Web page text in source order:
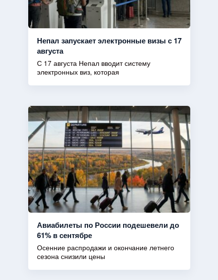
Непал запускает электронные визы с 17
августа
С 17 августа Непал вводит систему
электронных виз, которая
Авиабилеты по России подешевели до
61% в сентябре
Осенние распродажи и окончание летнего
сезона снизили цены